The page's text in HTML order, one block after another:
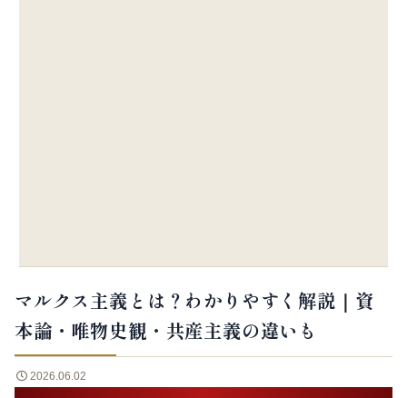
マルクス主義とは？わかりやすく解説｜資
本論・唯物史観・共産主義の違いも
2026.06.02